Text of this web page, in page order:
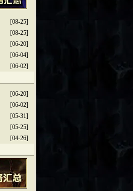
[08-25]
[08-25]
[06-20]
[06-04]
[06-02]
[06-20]
[06-02]
[05-31]
[05-25]
[04-26]